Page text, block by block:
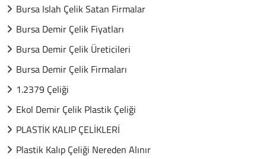
Bursa Islah Çelik Satan Firmalar
Bursa Demir Çelik Fiyatları
Bursa Demir Çelik Üreticileri
Bursa Demir Çelik Firmaları
1.2379 Çeliği
Ekol Demir Çelik Plastik Çeliği
PLASTİK KALIP ÇELİKLERİ
Plastik Kalıp Çeliği Nereden Alınır